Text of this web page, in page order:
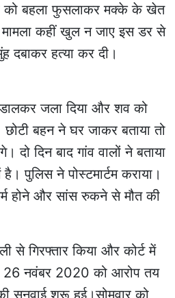
को बहला फुसलाकर मक्के के खेत
मामला कहीं खुल न जाए इस डर से
दबाकर हत्या कर दी।
जला दिया और शव को
बहन ने घर जाकर बताया तो
दिन बाद गांव वालों ने बताया
पुलिस ने पोस्टमार्टम कराया।
होने और सांस रुकने से मौत की
से गिरफ्तार किया और कोर्ट में
26 नवंबर 2020 को आरोप तय